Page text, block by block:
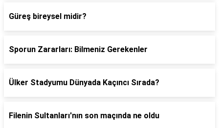
Güreş bireysel midir?
Sporun Zararları: Bilmeniz Gerekenler
Ülker Stadyumu Dünyada Kaçıncı Sırada?
Filenin Sultanları'nın son maçında ne oldu